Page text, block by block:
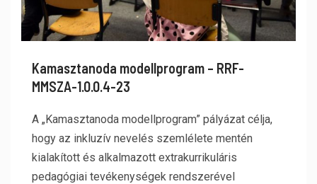
Kamasztanoda modellprogram – RRF-
MMSZA-1.0.0.4-23
A „Kamasztanoda modellprogram” pályázat célja,
hogy az inkluzív nevelés szemlélete mentén
kialakított és alkalmazott extrakurrikuláris
pedagógiai tevékenységek rendszerével